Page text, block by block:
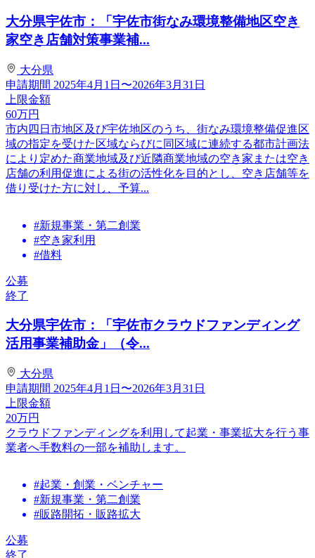
大分県宇佐市：「宇佐市街なみ環境整備地区空き
家空き店舗対策事業補...
大分県
申請期間 2025年4月1日〜2026年3月31日
上限金額
60万円
市内四日市地区及び宇佐地区のうち、街なみ環境整備促進区
域の指定を受けた区域ならびに同区域に連続する都市計画法
により定めた商業地域及び近隣商業地域の空き家または空き
店舗の利用促進による街の活性化を目的とし、空き店舗等を
借り受けた方に対し、予算...
#新規事業・第二創業
#空き家利用
#借料
公募
終了
大分県宇佐市：「宇佐市クラウドファンディング
活用事業補助金」（令...
大分県
申請期間 2025年4月1日〜2026年3月31日
上限金額
20万円
クラウドファンディングを利用して起業・事業拡大を行う事
業者へ手数料の一部を補助します。
#起業・創業・ベンチャー
#新規事業・第二創業
#販路開拓・販路拡大
公募
終了